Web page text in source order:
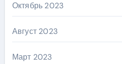
Октябрь 2023
Август 2023
Март 2023